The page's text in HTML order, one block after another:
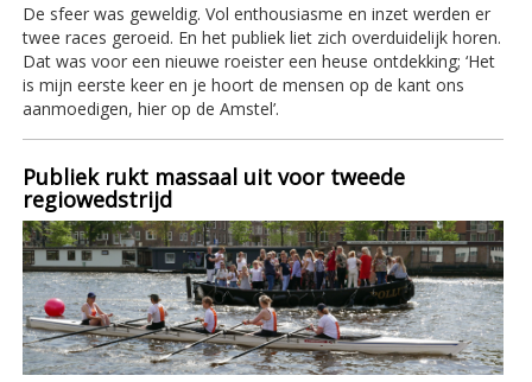
De sfeer was geweldig. Vol enthousiasme en inzet werden er
twee races geroeid. En het publiek liet zich overduidelijk horen.
Dat was voor een nieuwe roeister een heuse ontdekking; ‘Het
is mijn eerste keer en je hoort de mensen op de kant ons
aanmoedigen, hier op de Amstel’.
Publiek rukt massaal uit voor tweede
regiowedstrijd